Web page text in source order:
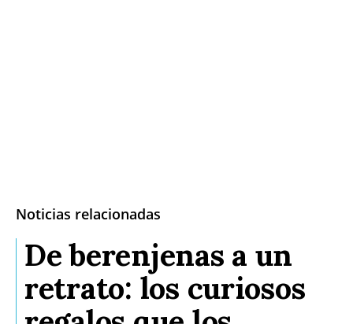
Noticias relacionadas
De berenjenas a un
retrato: los curiosos